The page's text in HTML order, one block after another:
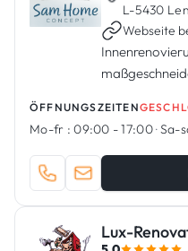
L-5430
Webseite
ÖFFNUNGSZEITEN
Mo-fr : 09:00 - 17:00·Sa-
Lux-